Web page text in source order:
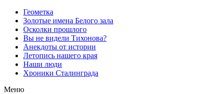
Геометка
Золотые имена Белого зала
Осколки прошлого
Вы не видели Тихонова?
Анекдоты от истории
Летопись нашего края
Наши люди
Хроники Сталинграда
Меню